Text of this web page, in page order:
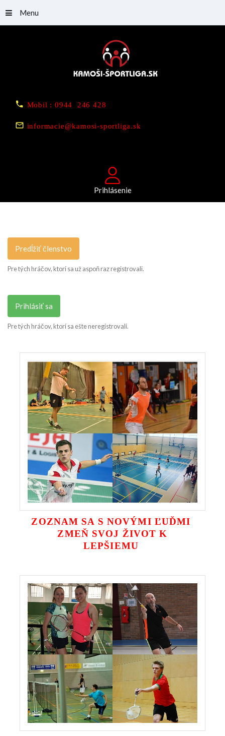
Mobil : 0944 246 428
informacie@kamosi-sportliga.sk
Prihlásenie
Menu
Predĺžiť členstvo
Pre tých hráčov, ktorí sa už aspoň raz registrovali.
Prihlásiť sa
Pre tých hráčov, ktorí sa ešte neregistrovali.
ZOZNAM SA S NOVÝMI ĽUĎMI
ZMEŇ SVOJ ŽIVOT K
LEPŠIEMU